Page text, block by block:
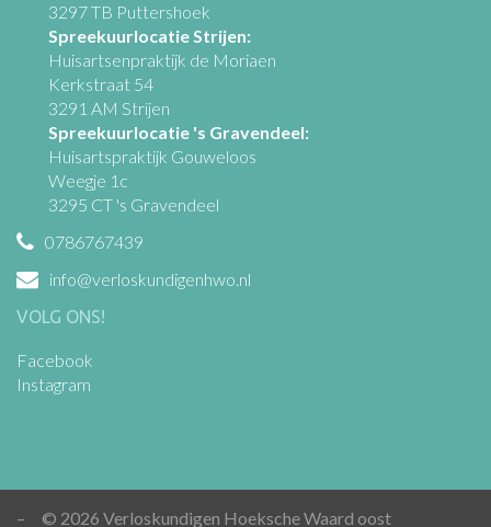
3297 TB Puttershoek
Spreekuurlocatie Strijen:
Huisartsenpraktijk de Moriaen
Kerkstraat 54
3291 AM Strijen
Spreekuurlocatie 's Gravendeel:
Huisartspraktijk Gouweloos
Weegje 1c
3295 CT 's Gravendeel
0786767439
info@verloskundigenhwo.nl
VOLG ONS!
Facebook
Instagram
– © 2026 Verloskundigen Hoeksche Waard oost